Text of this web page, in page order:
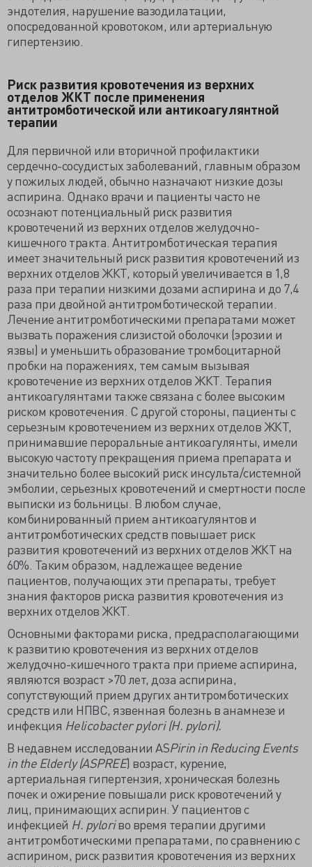
эндотелия, нарушение вазодилатации,
опосредованной кровотоком, или артериальную
гипертензию.
Риск развития кровотечения из верхних
отделов ЖКТ после применения
антитромботической или антикоагулянтной
терапии
Для первичной или вторичной профилактики
сердечно-сосудистых заболеваний, главным образом
у пожилых людей, обычно назначают низкие дозы
аспирина. Однако врачи и пациенты часто не
осознают потенциальный риск развития
кровотечений из верхних отделов желудочно-
кишечного тракта. Антитромботическая терапия
имеет значительный риск развития кровотечений из
верхних отделов ЖКТ, который увеличивается в 1,8
раза при терапии низкими дозами аспирина и до 7,4
раза при двойной антитромботической терапии.
Лечение антитромботическими препаратами может
вызвать поражения слизистой оболочки (эрозии и
язвы) и уменьшить образование тромбоцитарной
пробки на поражениях, тем самым вызывая
кровотечение из верхних отделов ЖКТ. Терапия
антикоагулянтами также связана с более высоким
риском кровотечения. С другой стороны, пациенты с
серьезным кровотечением из верхних отделов ЖКТ,
принимавшие пероральные антикоагулянты, имели
высокую частоту прекращения приема препарата и
значительно более высокий риск инсульта/системной
эмболии, серьезных кровотечений и смертности после
выписки из больницы. В любом случае,
комбинированный прием антикоагулянтов и
антитромботических средств повышает риск
развития кровотечений из верхних отделов ЖКТ на
60%. Таким образом, надлежащее ведение
пациентов, получающих эти препараты, требует
знания факторов риска развития кровотечения из
верхних отделов ЖКТ.
Основными факторами риска, предрасполагающими
к развитию кровотечения из верхних отделов
желудочно-кишечного тракта при приеме аспирина,
являются возраст >70 лет, доза аспирина,
сопутствующий прием других антитромботических
средств или НПВС, язвенная болезнь в анамнезе и
инфекция Helicobacter pylori (H. pylori).
В недавнем исследовании ASPirin in Reducing Events
in the Elderly (ASPREE) возраст, курение,
артериальная гипертензия, хроническая болезнь
почек и ожирение повышали риск кровотечений у
лиц, принимающих аспирин. У пациентов с
инфекцией H. pyloriво время терапии другими
антитромботическими препаратами, по сравнению с
аспирином, риск развития кровотечения из верхних